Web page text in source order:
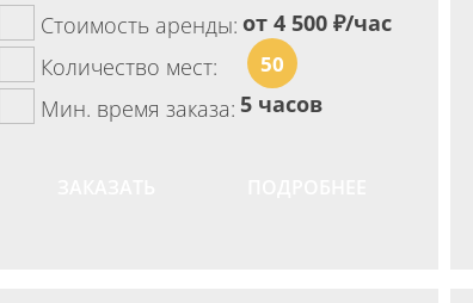
Стоимость аренды: от 4 500 ₽/час
Количество мест:
50
Мин. время заказа: 5 часов